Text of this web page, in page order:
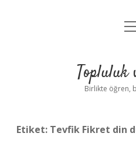
Yasal
Topluluk
Birlikte öğren,
Etiket: Tevfik Fikret din